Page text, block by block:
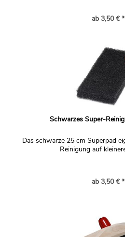
ab 3,50 € *
Schwarzes Super-
Das schwarze 25 cm Superpad
Reinigung auf
ab 3,50 € *